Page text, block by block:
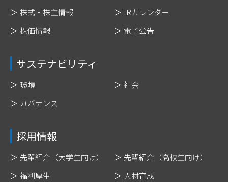
株式・株主情報
IRカレンダー
株価情報
電子公告
サステナビリティ
環境
社会
ガバナンス
採用情報
先輩紹介（大学生向け）
先輩紹介（高校生向け）
福利厚生
人材育成